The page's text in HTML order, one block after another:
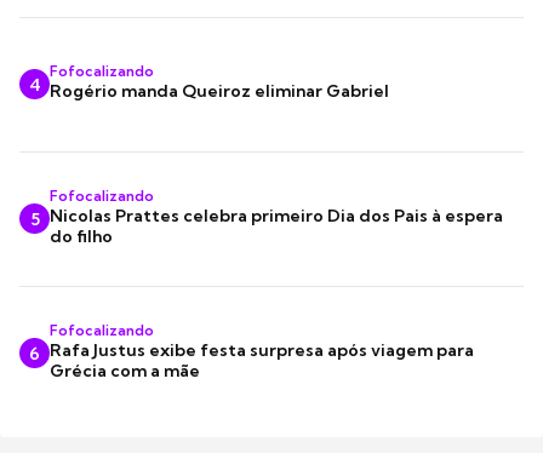
4
Fofocalizando
Rogério manda Queiroz eliminar Gabriel
5
Fofocalizando
Nicolas Prattes celebra primeiro Dia dos Pais à espera
do filho
6
Fofocalizando
Rafa Justus exibe festa surpresa após viagem para
Grécia com a mãe